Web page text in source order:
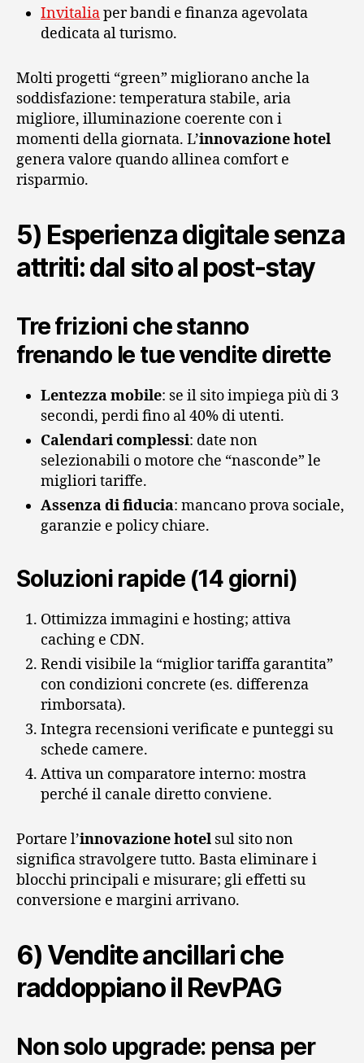
Invitaliaper bandi e finanza agevolata
dedicata al turismo.
Molti progetti “green” migliorano anche la
soddisfazione: temperatura stabile, aria
migliore, illuminazione coerente con i
momenti della giornata. L’innovazione hotel
genera valore quando allinea comfort e
risparmio.
5) Esperienza digitale senza
attriti: dal sito al post‑stay
Tre frizioni che stanno
frenando le tue vendite dirette
Lentezza mobile: se il sito impiega più di 3
secondi, perdi fino al 40% di utenti.
Calendari complessi: date non
selezionabili o motore che “nasconde” le
migliori tariffe.
Assenza di fiducia: mancano prova sociale,
garanzie e policy chiare.
Soluzioni rapide (14 giorni)
Ottimizza immagini e hosting; attiva
caching e CDN.
Rendi visibile la “miglior tariffa garantita”
con condizioni concrete (es. differenza
rimborsata).
Integra recensioni verificate e punteggi su
schede camere.
Attiva un comparatore interno: mostra
perché il canale diretto conviene.
Portare l’innovazione hotel sul sito non
significa stravolgere tutto. Basta eliminare i
blocchi principali e misurare; gli effetti su
conversione e margini arrivano.
6) Vendite ancillari che
raddoppiano il RevPAG
Non solo upgrade: pensa per